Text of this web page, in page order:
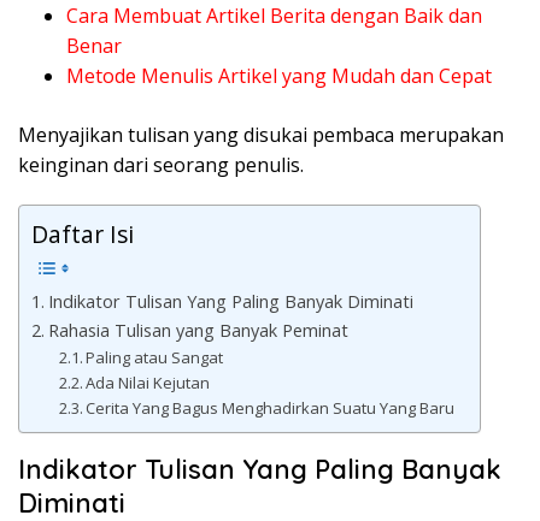
Cara Membuat Artikel Berita dengan Baik dan
Benar
Metode Menulis Artikel yang Mudah dan Cepat
Menyajikan tulisan yang disukai pembaca merupakan
keinginan dari seorang penulis.
Daftar Isi
Indikator Tulisan Yang Paling Banyak Diminati
Rahasia Tulisan yang Banyak Peminat
Paling atau Sangat
Ada Nilai Kejutan
Cerita Yang Bagus Menghadirkan Suatu Yang Baru
Indikator Tulisan Yang Paling Banyak
Diminati